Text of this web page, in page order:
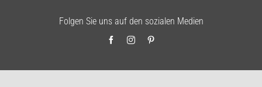
Folgen Sie uns auf den sozialen Medien